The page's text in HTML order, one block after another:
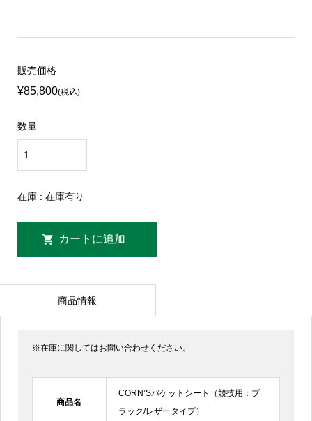
販売価格
¥85,800(税込)
数量
在庫 : 在庫有り
商品情報
※在庫に関してはお問い合わせください。
商品名
CORN’Sバケットシート（競技用：ブ
ラック/レザータイプ）